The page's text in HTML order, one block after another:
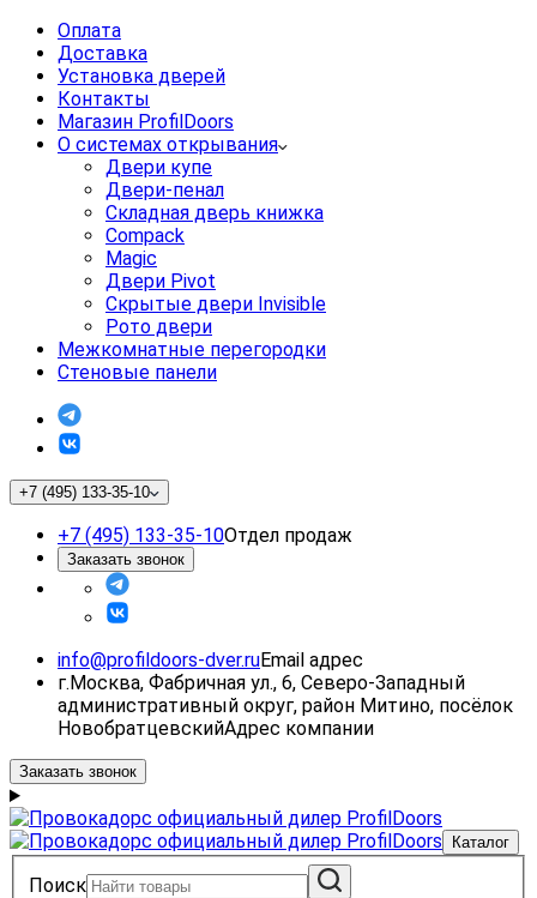
Оплата
Доставка
Установка дверей
Контакты
Магазин ProfilDoors
О системах открывания
Двери купе
Двери-пенал
Складная дверь книжка
Compack
Magic
Двери Pivot
Скрытые двери Invisible
Рото двери
Межкомнатные перегородки
Стеновые панели
+7 (495) 133-35-10
+7 (495) 133-35-10Отдел продаж
Заказать звонок
info@profildoors-dver.ruEmail адрес
г.Москва, Фабричная ул., 6, Северо-Западный
административный округ, район Митино, посёлок
НовобратцевскийАдрес компании
Заказать звонок
Каталог
Поиск